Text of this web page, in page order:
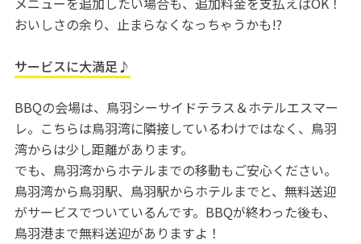
おいしさの余り、止まらなくなっちゃうかも!?
サービスに大満足♪
BBQの会場は、鳥羽シーサイドテラス＆ホテルエスマー
レ。こちらは鳥羽湾に隣接しているわけではなく、鳥羽
湾からは少し距離があります。
でも、鳥羽湾からホテルまでの移動もご安心ください。
鳥羽湾から鳥羽駅、鳥羽駅からホテルまでと、無料送迎
がサービスでついているんです。BBQが終わった後も、
鳥羽港まで無料送迎がありますよ！